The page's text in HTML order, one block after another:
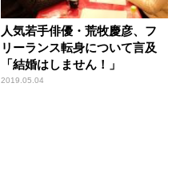
人気若手俳優・荒牧慶彦、フ
リーランス転身について言及
「結婚はしません！」
2019.05.04